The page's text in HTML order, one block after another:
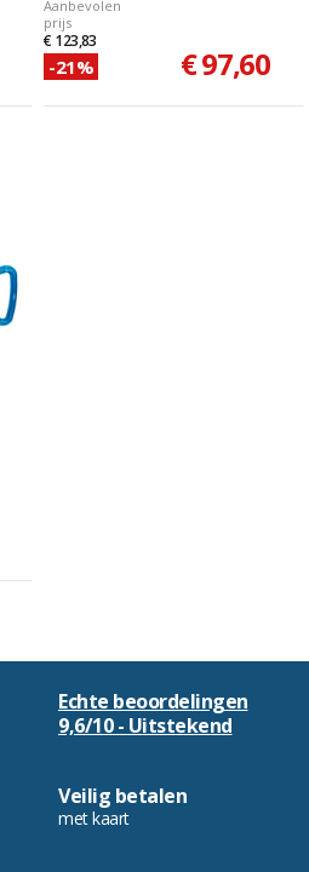
Aanbevolen
prijs
€ 123,83
-21% € 97,60
Echte beoordelingen
9,6/10 - Uitstekend
Veilig betalen
met kaart